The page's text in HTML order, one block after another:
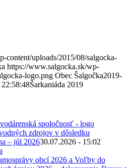
content/uploads/2015/08/salgocka-
https://www.salgocka.sk/wp-
logo.png Obec Šalgočka2019-
Šarkaniáda 2019
zdrojov v dôsledku
– júl 202630.07.2026 - 15:02
obcí 2026 a Voľby do